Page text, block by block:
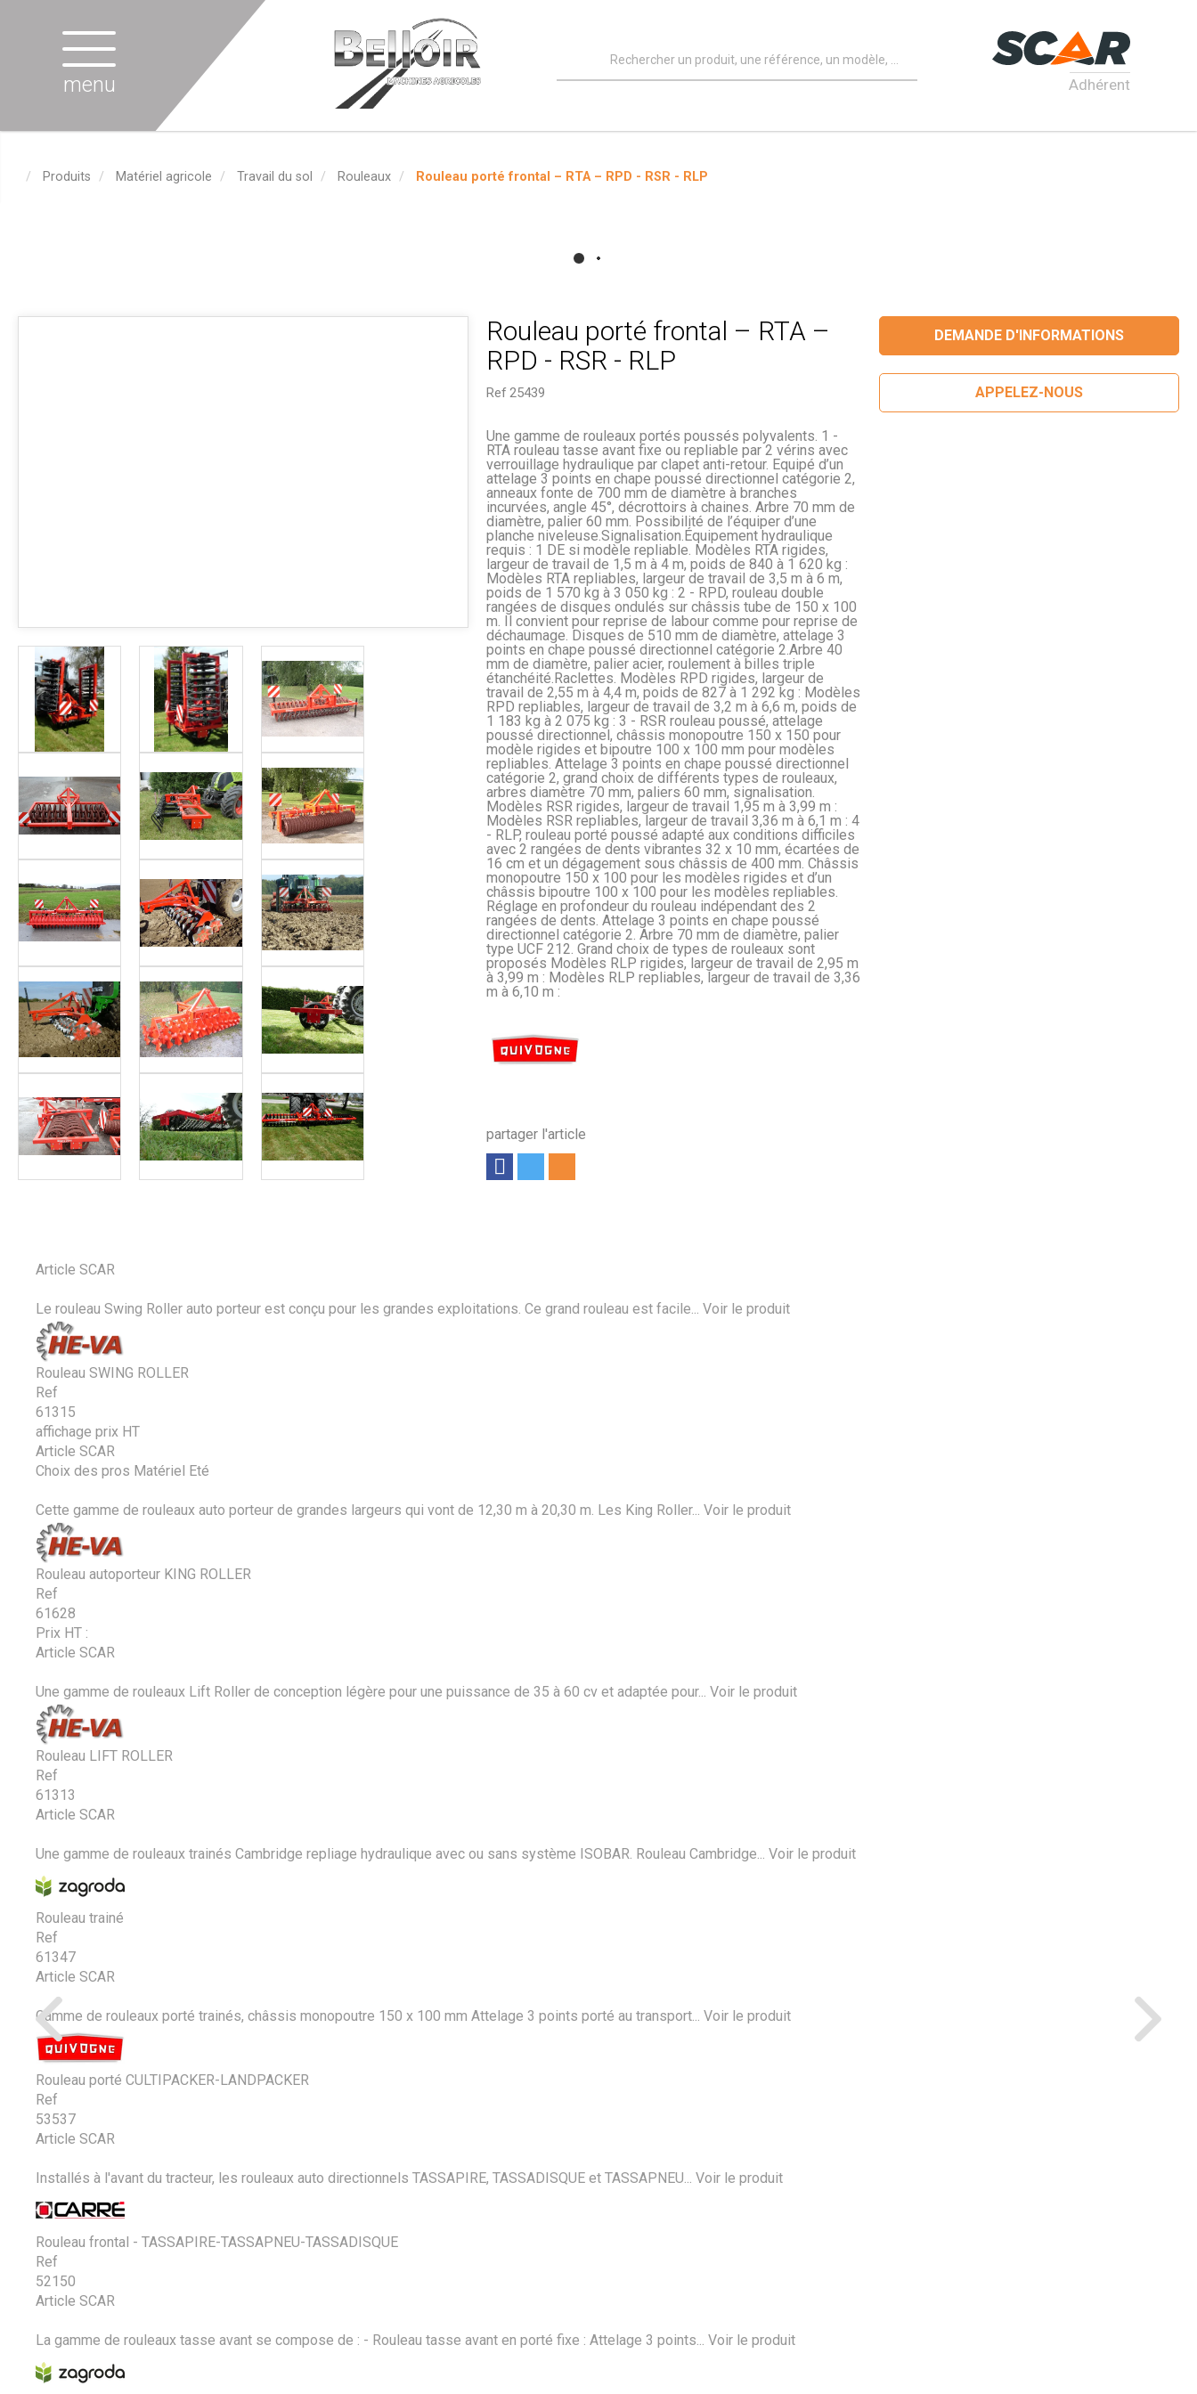
menu Adhérent
Produits Matériel agricole Travail du sol Rouleaux Rouleau porté frontal – RTA – RPD - RSR - RLP
Rouleau porté frontal – RTA –
RPD - RSR - RLP
Ref25439
partager l'article
Une gamme de rouleaux portés poussés polyvalents. 1 -
RTA rouleau tasse avant fixe ou repliable par 2 vérins avec
verrouillage hydraulique par clapet anti-retour. Equipé d’un
attelage 3 points en chape poussé directionnel catégorie 2,
anneaux fonte de 700 mm de diamètre à branches
incurvées, angle 45°, décrottoirs à chaines. Arbre 70 mm de
diamètre, palier 60 mm. Possibilité de l’équiper d’une
planche niveleuse.Signalisation.Équipement hydraulique
requis : 1 DE si modèle repliable. Modèles RTA rigides,
largeur de travail de 1,5 m à 4 m, poids de 840 à 1 620 kg :
Modèles RTA repliables, largeur de travail de 3,5 m à 6 m,
poids de 1 570 kg à 3 050 kg : 2 - RPD, rouleau double
rangées de disques ondulés sur châssis tube de 150 x 100
m. Il convient pour reprise de labour comme pour reprise de
déchaumage. Disques de 510 mm de diamètre, attelage 3
points en chape poussé directionnel catégorie 2.Arbre 40
mm de diamètre, palier acier, roulement à billes triple
étanchéité.Raclettes. Modèles RPD rigides, largeur de
travail de 2,55 m à 4,4 m, poids de 827 à 1 292 kg : Modèles
RPD repliables, largeur de travail de 3,2 m à 6,6 m, poids de
1 183 kg à 2 075 kg : 3 - RSR rouleau poussé, attelage
poussé directionnel, châssis monopoutre 150 x 150 pour
modèle rigides et bipoutre 100 x 100 mm pour modèles
repliables. Attelage 3 points en chape poussé directionnel
catégorie 2, grand choix de différents types de rouleaux,
arbres diamètre 70 mm, paliers 60 mm, signalisation.
Modèles RSR rigides, largeur de travail 1,95 m à 3,99 m :
Modèles RSR repliables, largeur de travail 3,36 m à 6,1 m : 4
- RLP, rouleau porté poussé adapté aux conditions difficiles
avec 2 rangées de dents vibrantes 32 x 10 mm, écartées de
16 cm et un dégagement sous châssis de 400 mm. Châssis
monopoutre 150 x 100 pour les modèles rigides et d’un
châssis bipoutre 100 x 100 pour les modèles repliables.
Réglage en profondeur du rouleau indépendant des 2
rangées de dents. Attelage 3 points en chape poussé
directionnel catégorie 2. Arbre 70 mm de diamètre, palier
type UCF 212. Grand choix de types de rouleaux sont
proposés Modèles RLP rigides, largeur de travail de 2,95 m
à 3,99 m : Modèles RLP repliables, largeur de travail de 3,36
m à 6,10 m :
DEMANDE D'INFORMATIONS
APPELEZ-NOUS
Article SCAR
Le rouleau Swing Roller auto porteur est conçu pour les grandes exploitations. Ce grand rouleau est facile... Voir le produit
Rouleau SWING ROLLER
Ref
61315
affichage prix HT
Article SCAR
Choix des pros Matériel Eté
Cette gamme de rouleaux auto porteur de grandes largeurs qui vont de 12,30 m à 20,30 m. Les King Roller... Voir le produit
Rouleau autoporteur KING ROLLER
Ref
61628
Prix HT :
Article SCAR
Une gamme de rouleaux Lift Roller de conception légère pour une puissance de 35 à 60 cv et adaptée pour... Voir le produit
Rouleau LIFT ROLLER
Ref
61313
Article SCAR
Une gamme de rouleaux trainés Cambridge repliage hydraulique avec ou sans système ISOBAR. Rouleau Cambridge... Voir le produit
Rouleau trainé
Ref
61347
Article SCAR
Gamme de rouleaux porté trainés, châssis monopoutre 150 x 100 mm Attelage 3 points porté au transport... Voir le produit
Rouleau porté CULTIPACKER-LANDPACKER
Ref
53537
Article SCAR
Installés à l'avant du tracteur, les rouleaux auto directionnels TASSAPIRE, TASSADISQUE et TASSAPNEU... Voir le produit
Rouleau frontal - TASSAPIRE-TASSAPNEU-TASSADISQUE
Ref
52150
Article SCAR
La gamme de rouleaux tasse avant se compose de : - Rouleau tasse avant en porté fixe : Attelage 3 points... Voir le produit